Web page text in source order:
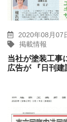
2020年08月07
掲載情報
当社が塗装工事
広告が 『日刊